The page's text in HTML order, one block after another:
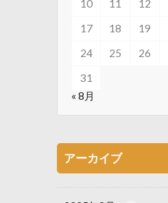
10
11 12
17
18 19
24
25 26
31
« 8月
アーカイブ